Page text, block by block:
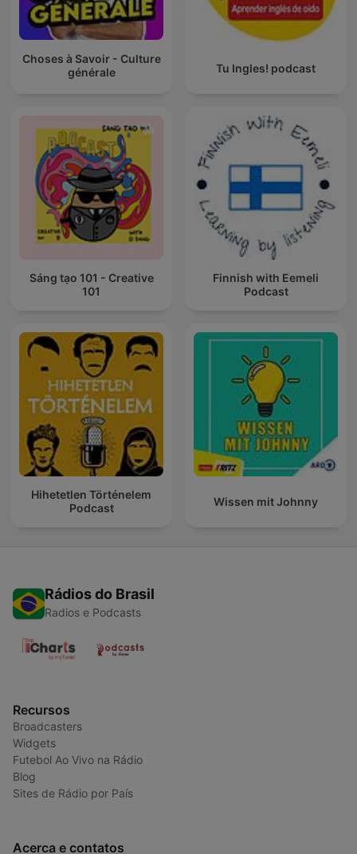
Choses à Savoir - Culture
générale
Tu Ingles! podcast
Sáng tạo 101 - Creative
101
Finnish with Eemeli
Podcast
Hihetetlen Történelem
Podcast
Wissen mit Johnny
Rádios do Brasil
Radios e Podcasts
Recursos
Broadcasters
Widgets
Futebol Ao Vivo na Rádio
Blog
Sites de Rádio por País
Acerca e contatos